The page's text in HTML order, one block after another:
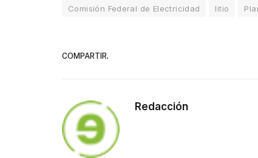
Comisión Federal de Electricidad
litio
COMPARTIR.
Redacción